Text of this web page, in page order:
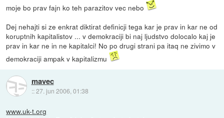
moje bo prav fajn ko teh parazitov vec nebo
Dej nehajti si ze enkrat diktirat definicji tega kar je prav in kar ne od
koruptnih kapitalistov ... v demokraciji bi naj ljudstvo dolocalo kaj je
prav in kar ne in ne kapitalci! No po drugi strani pa itaq ne zivimo v
demokraciji ampak v kapitalizmu
mavec
::27. jun 2006, 01:38
www.uk-t.org